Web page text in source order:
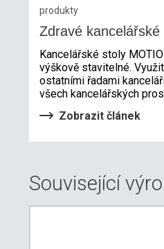
produkty
Zdravé kancelářské
Kancelářské stoly
výškově stavitelné.
ostatními řadami
všech kancelářských
Zobrazit článek
Související